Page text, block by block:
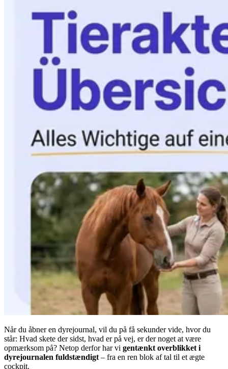
Når du åbner en dyrejournal, vil du på få sekunder vide, hvor du
står: Hvad skete der sidst, hvad er på vej, er der noget at være
opmærksom på? Netop derfor har vi gentænkt overblikket i
dyrejournalen fuldstændigt – fra en ren blok af tal til et ægte
cockpit.